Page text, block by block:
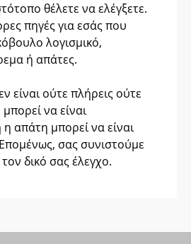
θέλετε να ελέγξετε.
πηγές για εσάς που
λογισμικό,
ή απάτες.
είναι ούτε πλήρεις ούτε
να είναι
απάτη μπορεί να είναι
σας συνιστούμε
δικό σας έλεγχο.